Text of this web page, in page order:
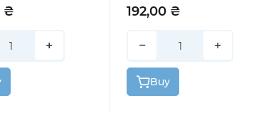
₴
+
192,00 ₴
− +
Buy